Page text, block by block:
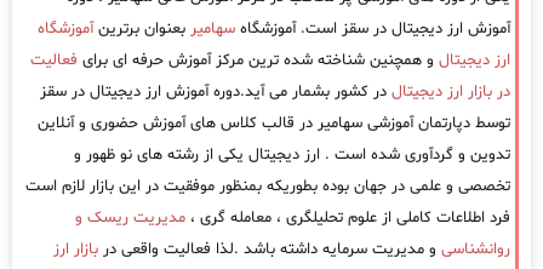
آموزش ارز دیجیتال در سقز است. آموزشگاه سهامیر بعنوان برترینآموزشگاه
ارز دیجیتال و همچنین شناخته شده ترین مرکز آموزش حرفه ای برای فعالیت
در بازار ارز دیجیتال در کشور بشمار می آید.دوره آموزش ارز دیجیتال در سقز
توسط دپارتمان آموزشی سهامیر در قالب کلاس های آموزش حضوری و آنلاین
تدوین و گردآوری شده است . ارز دیجیتال یکی از رشته های نو ظهور و
تخصصی و علمی در جهان بوده بطوریکه بمنظور موفقیت در این بازار لازم است
فرد اطلاعات کاملی از علوم تحلیلگری ، معامله گری ، مدیریت ریسک و
روانشناسی و مدیریت سرمایه داشته باشد .لذا فعالیت واقعی در بازار ارز